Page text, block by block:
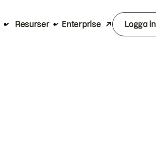
Resurser Enterprise Logga in